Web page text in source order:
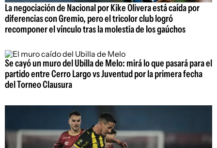
La negociación de Nacional por Kike Olivera está caída por
diferencias con Gremio, pero el tricolor club logró
recomponer el vínculo tras la molestia de los gaúchos
Se cayó un muro del Ubilla de Melo: mirá lo que pasará para el
partido entre Cerro Largo vs Juventud por la primera fecha
del Torneo Clausura